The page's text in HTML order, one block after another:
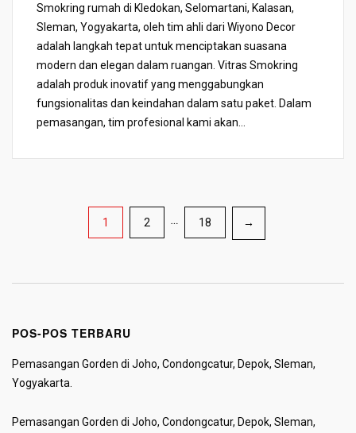
Smokring rumah di Kledokan, Selomartani, Kalasan,
Sleman, Yogyakarta, oleh tim ahli dari Wiyono Decor
adalah langkah tepat untuk menciptakan suasana
modern dan elegan dalam ruangan. Vitras Smokring
adalah produk inovatif yang menggabungkan
fungsionalitas dan keindahan dalam satu paket. Dalam
pemasangan, tim profesional kami akan...
1 2 … 18 →
POS-POS TERBARU
Pemasangan Gorden di Joho, Condongcatur, Depok, Sleman,
Yogyakarta.
Pemasangan Gorden di Joho, Condongcatur, Depok, Sleman,